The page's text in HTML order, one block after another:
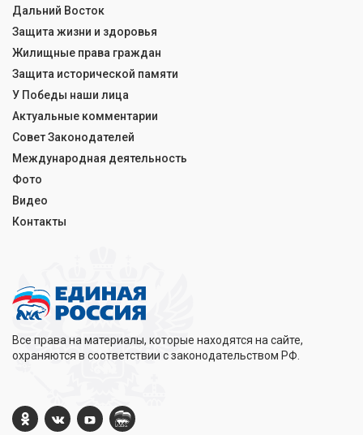
Все права на материалы, которые находятся на сайте,
охраняются в соответствии с законодательством РФ.
Дальний Восток
Защита жизни и здоровья
Жилищные права граждан
Защита исторической памяти
У Победы наши лица
Актуальные комментарии
Совет Законодателей
Международная деятельность
Фото
Видео
Контакты